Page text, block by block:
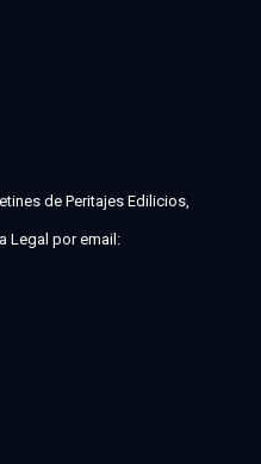
de Peritajes Edilicios,
Legal por email: